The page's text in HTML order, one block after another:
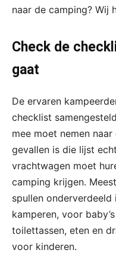
naar de camping? Wij
Check de
gaat
De ervaren
checklist
mee moet nemen
gevallen is die lijst
vrachtwagen moet
camping krijgen.
spullen onderverdeeld
kamperen, voor
toilettassen, eten en
voor kinderen.